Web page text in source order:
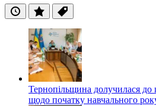
ОстанніПопулярні
Теги
Тернопільщина долучилася до
щодо початку навчального